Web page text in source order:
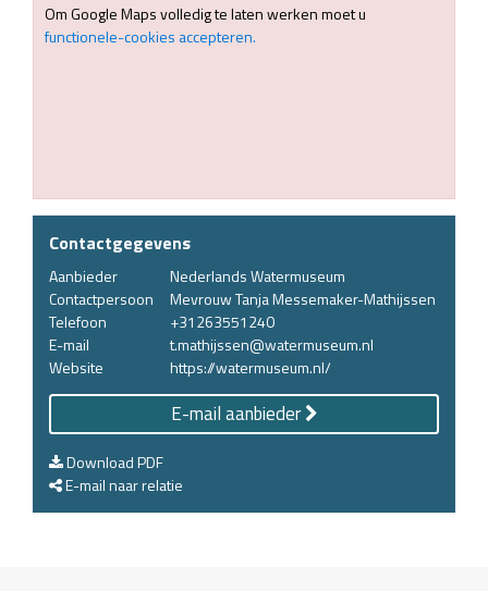
Om Google Maps volledig te laten werken moet u
functionele-cookies accepteren.
Contactgegevens
Aanbieder
Nederlands Watermuseum
Contactpersoon
Mevrouw Tanja Messemaker-Mathijssen
Telefoon
+31263551240
E-mail
t.mathijssen@watermuseum.nl
Website
https://watermuseum.nl/
E-mail aanbieder
Download PDF
E-mail naar relatie